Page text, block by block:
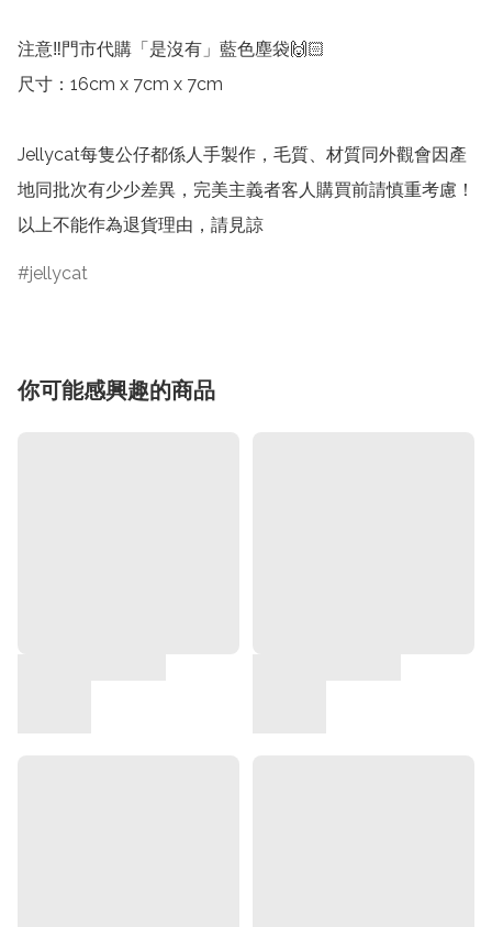
注意‼️門市代購「是沒有」藍色塵袋🙌🏻
尺寸：16cm x 7cm x 7cm
Jellycat每隻公仔都係人手製作，毛質、材質同外觀會因產
地同批次有少少差異，完美主義者客人購買前請慎重考慮！
以上不能作為退貨理由，請見諒
jellycat
你可能感興趣的商品